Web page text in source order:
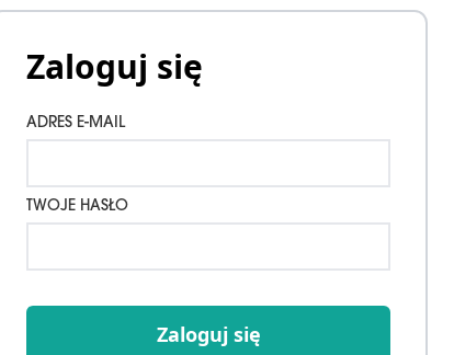
Zaloguj się
ADRES E-MAIL
TWOJE HASŁO
Zaloguj się